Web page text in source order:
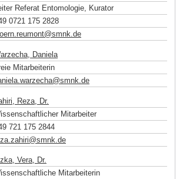
Referat Entomologie, Kurator
0721 175 2828
@smnk de
Daniela
Mitarbeiterin
@smnk de
Reza, Dr.
Mitarbeiter
721 175 2844
@smnk de
Vera, Dr.
Mitarbeiterin